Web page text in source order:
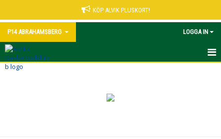
KÖP ALVIK PLUSKORT!
P14 ABRAHAMSBERG LOGGA IN
HEM